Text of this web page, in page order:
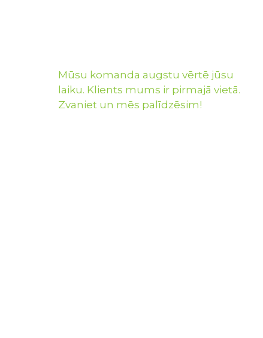
Mūsu komanda augstu vērtē jūsu
laiku. Klients mums ir pirmajā vietā.
Zvaniet un mēs palīdzēsim!